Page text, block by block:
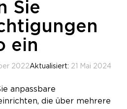
Sie
ein
2022Aktualisiert: 21 Mai 2024
anpassbare
die über mehrere